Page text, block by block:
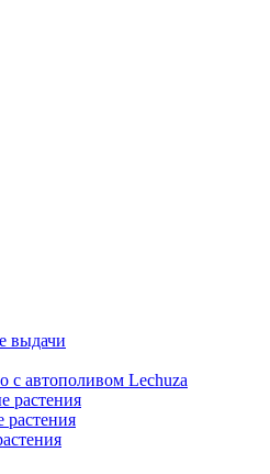
с автополивом Lechuza
растения